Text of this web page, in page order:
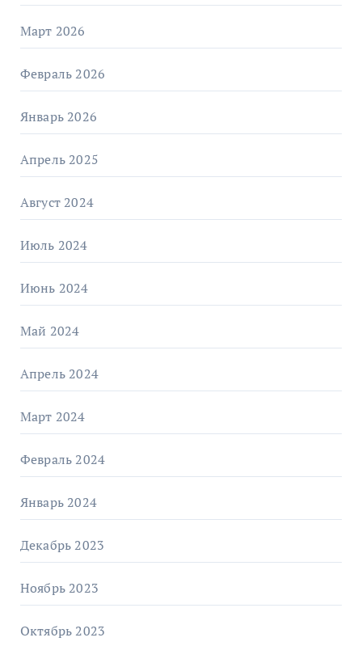
Март 2026
Февраль 2026
Январь 2026
Апрель 2025
Август 2024
Июль 2024
Июнь 2024
Май 2024
Апрель 2024
Март 2024
Февраль 2024
Январь 2024
Декабрь 2023
Ноябрь 2023
Октябрь 2023